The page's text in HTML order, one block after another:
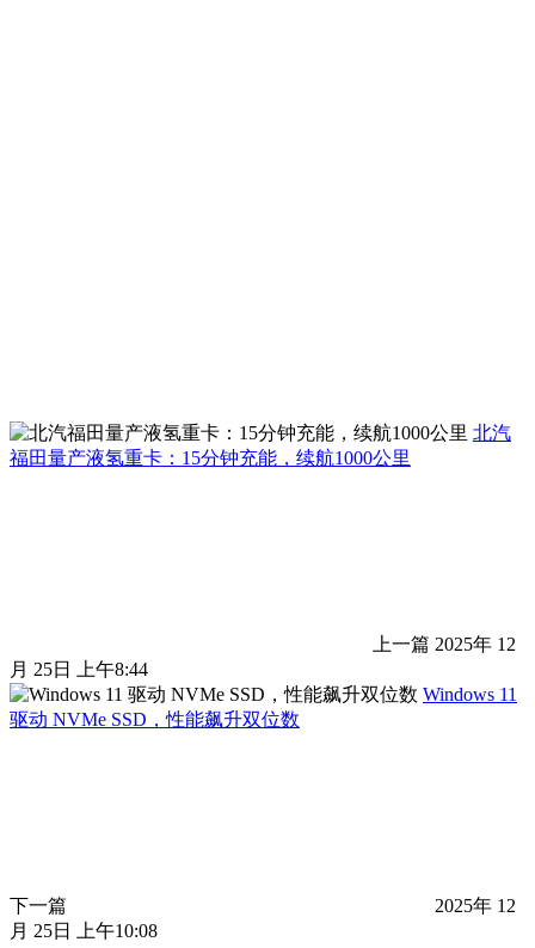
北汽
福田量产液氢重卡：15分钟充能，续航1000公里
上一篇 2025年 12
月 25日 上午8:44
Windows 11
驱动 NVMe SSD，性能飙升双位数
下一篇
2025年 12
月 25日 上午10:08